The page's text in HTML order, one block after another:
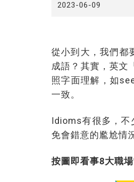
2023-06-09
從小到大，我們都
成語？其實，英文
照字面理解，如
一致。
Idioms有很多，不
免會錯意的尷尬情
按圖即看事8大職